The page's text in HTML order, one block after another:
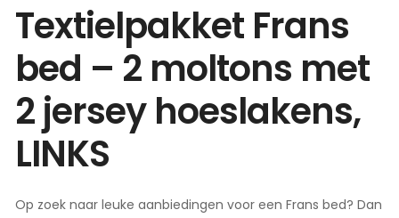
Textielpakket Frans
bed – 2 moltons met
2 jersey hoeslakens,
LINKS
Op zoek naar leuke aanbiedingen voor een Frans bed? Dan